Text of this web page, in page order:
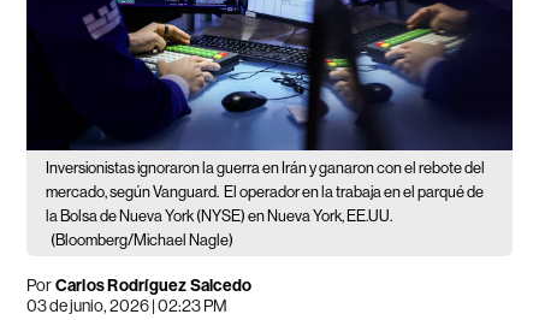
Inversionistas ignoraron la guerra en Irán y ganaron con el rebote del
mercado, según Vanguard. El operador en la trabaja en el parqué de
la Bolsa de Nueva York (NYSE) en Nueva York, EE.UU.
(Bloomberg/Michael Nagle)
PorCarlos Rodríguez Salcedo
03 de junio, 2026 | 02:23 PM